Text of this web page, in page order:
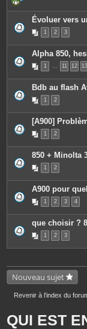
Évoluer vers
1 2 3
Alpha 850,
1 … 11 12 13
Bdb au flash
1 2
[A900]
1 2
850 + Minolta
1 2
A900 pour
1 2 3 4
que choisir ?
1 2 3
Nouveau sujet
Revenir à l’index du
QUI EST